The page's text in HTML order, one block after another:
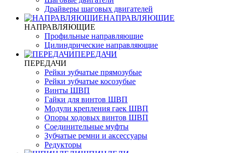
Драйверы шаговых двигателей
НАПРАВЛЯЮЩИЕ
НАПРАВЛЯЮЩИЕ
Профильные направляющие
Цилиндрические направляющие
ПЕРЕДАЧИ
ПЕРЕДАЧИ
Рейки зубчатые прямозубые
Рейки зубчатые косозубые
Винты ШВП
Гайки для винтов ШВП
Модули крепления гаек ШВП
Опоры ходовых винтов ШВП
Соединительные муфты
Зубчатые ремни и аксессуары
Редукторы